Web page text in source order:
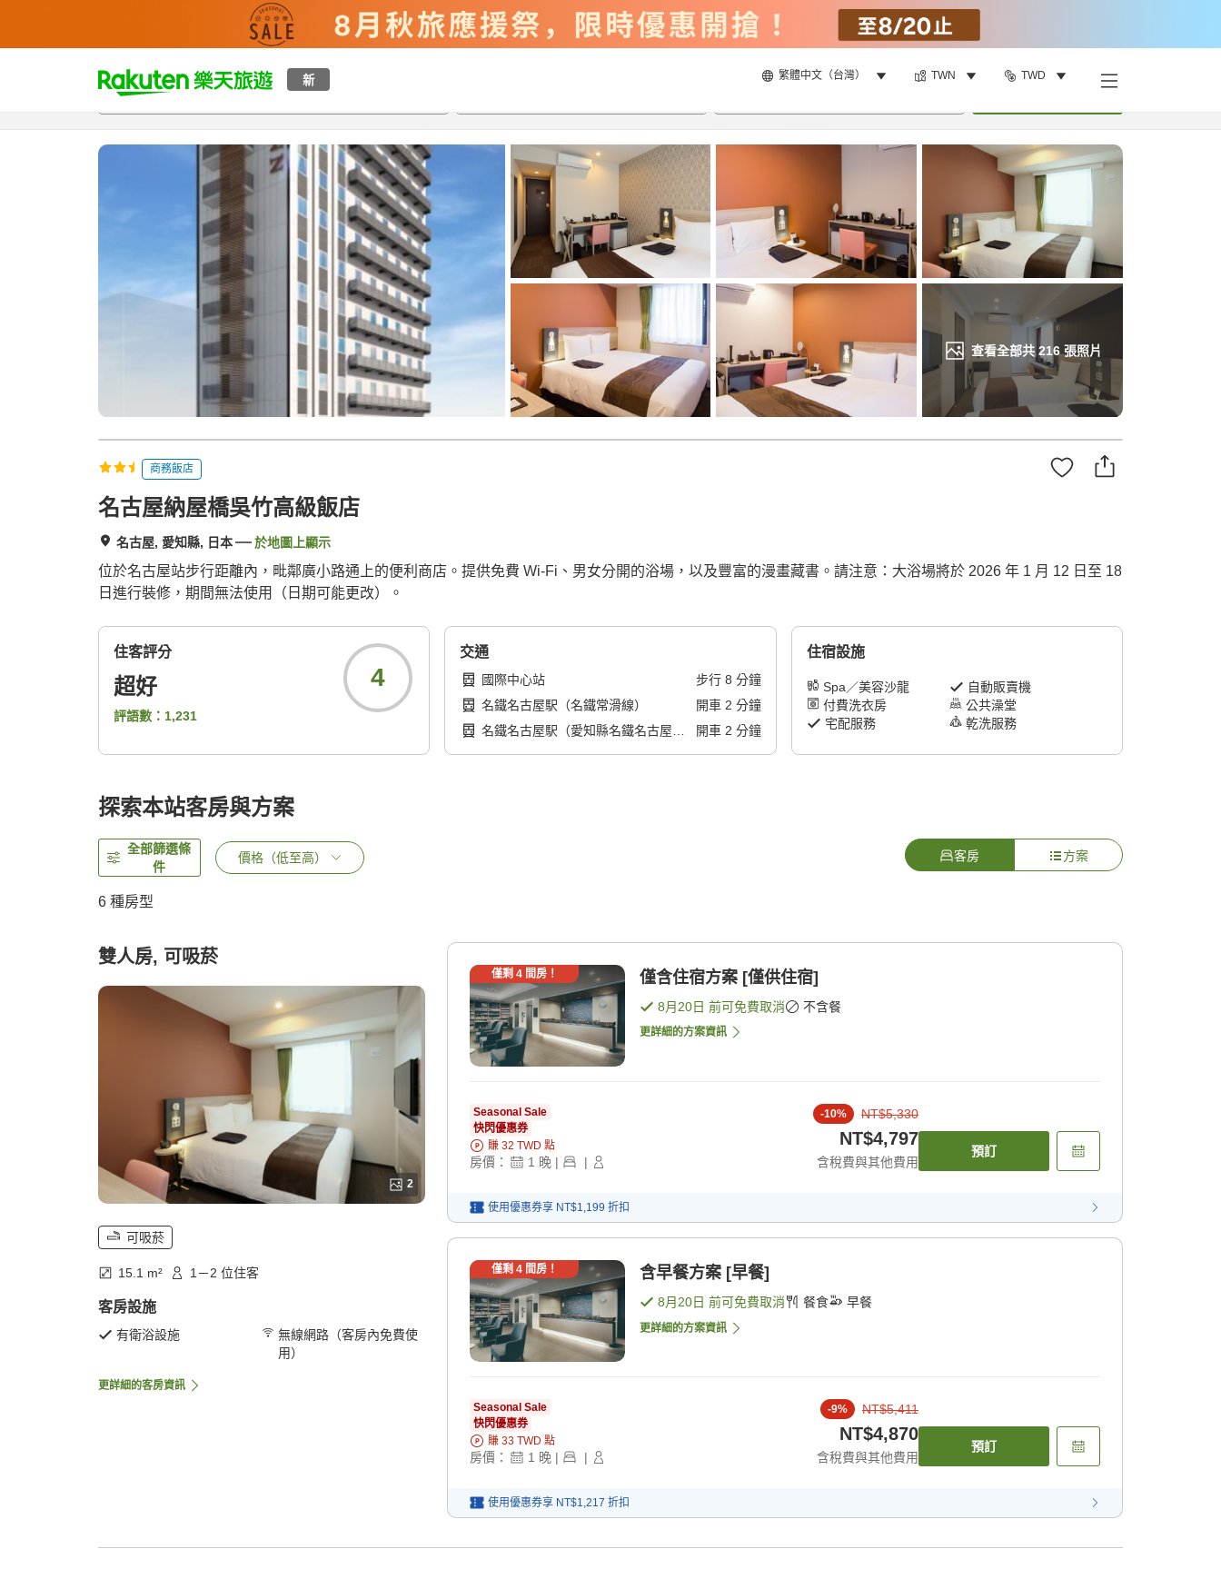
新 繁體中文（台灣） TWN TWD
t
p
a
查看全部共216張照片
總覽客房與方案評語特點設施
商務飯店
名古屋納屋橋吳竹高級飯店
名古屋, 愛知縣, 日本 於地圖上顯示
位於名古屋站步行距離內，毗鄰廣小路通上的便利商店。提供免費 Wi-Fi、男女分開的浴場，以及豐富的漫畫藏書。請注意：大浴場將於 2026 年 1 月 12 日至 18
日進行裝修，期間無法使用（日期可能更改）。
住客評分
超好
評語數： 1,231
4
交通
國際中心站 步行 8 分鐘
名鐵名古屋駅（名鐵常滑線）
開車 2 分鐘
名鐵名古屋駅（愛知縣名鐵名古屋本
開車 2 分鐘
住宿設施
Spa／美容沙龍
自動販賣機
付費洗衣房
公共澡堂
宅配服務
乾洗服務
探索本站客房與方案
全部篩選條
件
價格（低至高） 客房 方案
6 種房型
雙人房, 可吸菸
2
可吸菸
15.1 m² 1－2 位住客
客房設施
有衛浴設施
無線網路（客房內免費使
用）
更詳細的客房資訊
僅剩 4間房！ 僅含住宿方案 [僅供住宿]
8月20日 前可免費取消 不含餐
更詳細的方案資訊
Seasonal Sale
快閃優惠券
賺 32 TWD 點
房價： 1 晚 | |
-10% NT$5,330
NT$4,797
含稅費與其他費用
預訂
使用優惠券享 NT$1,199 折扣
僅剩 4間房！ 含早餐方案 [早餐]
8月20日 前可免費取消 餐食 早餐
更詳細的方案資訊
Seasonal Sale
快閃優惠券
賺 33 TWD 點
房價： 1 晚 | |
-9% NT$5,411
NT$4,870
含稅費與其他費用
預訂
使用優惠券享 NT$1,217 折扣